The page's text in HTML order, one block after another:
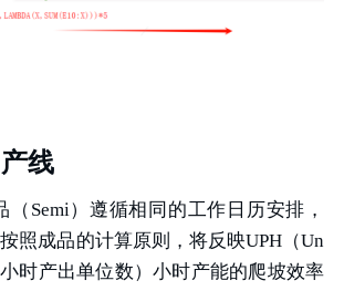
线
（Semi）遵循相同的工作日历安排，
照成品的计算原则，将反映UPH（Un
时产出单位数）小时产能的爬坡效率